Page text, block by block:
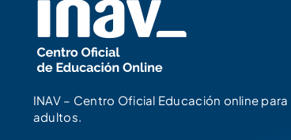
INAV – Centro Oficial Educación online para
adultos.